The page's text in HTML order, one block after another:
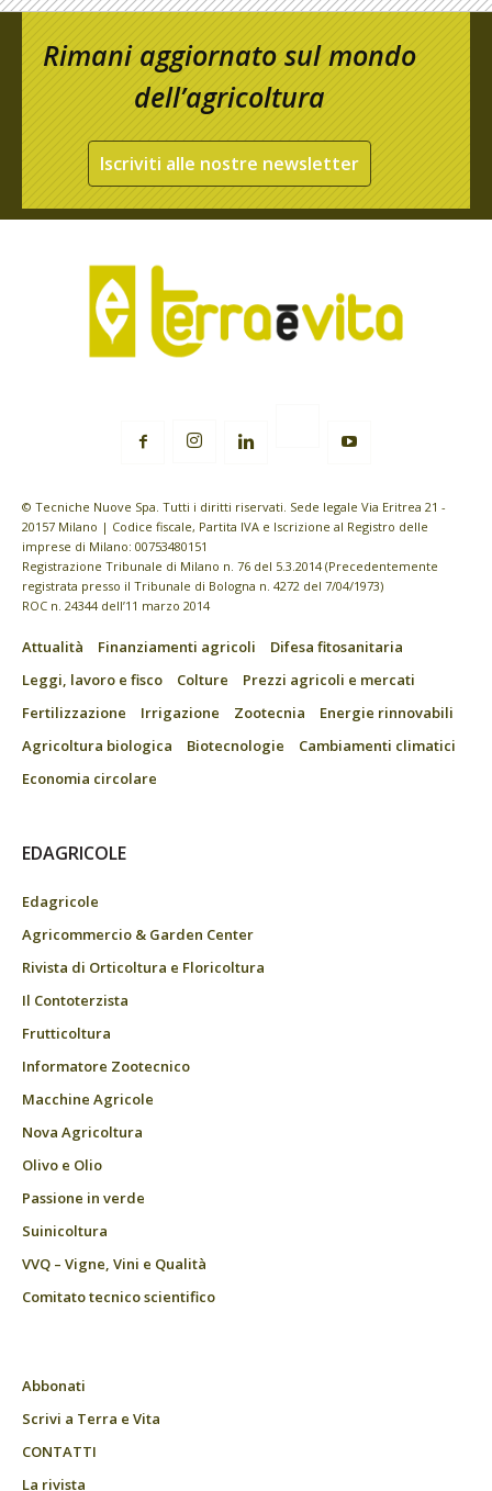
Rimani aggiornato sul mondo
dell’agricoltura
Iscriviti alle nostre newsletter
© Tecniche Nuove Spa. Tutti i diritti riservati. Sede legale Via Eritrea 21 -
20157 Milano | Codice fiscale, Partita IVA e Iscrizione al Registro delle
imprese di Milano: 00753480151
Registrazione Tribunale di Milano n. 76 del 5.3.2014 (Precedentemente
registrata presso il Tribunale di Bologna n. 4272 del 7/04/1973)
ROC n. 24344 dell’11 marzo 2014
Attualità Finanziamenti agricoli
Difesa fitosanitaria
Leggi, lavoro e fisco
Colture
Prezzi agricoli e mercati
Fertilizzazione
Irrigazione Zootecnia
Energie rinnovabili
Agricoltura biologica
Biotecnologie
Cambiamenti climatici
Economia circolare
EDAGRICOLE
Edagricole
Agricommercio & Garden Center
Rivista di Orticoltura e Floricoltura
Il Contoterzista
Frutticoltura
Informatore Zootecnico
Macchine Agricole
Nova Agricoltura
Olivo e Olio
Passione in verde
Suinicoltura
VVQ – Vigne, Vini e Qualità
Comitato tecnico scientifico
Abbonati
Scrivi a Terra e Vita
CONTATTI
La rivista